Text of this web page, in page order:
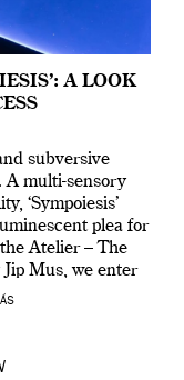
A LOOK
subversive
A multi-sensory
‘Sympoiesis’
plea for
Atelier – The
Mus, we enter
Herpen’s […]